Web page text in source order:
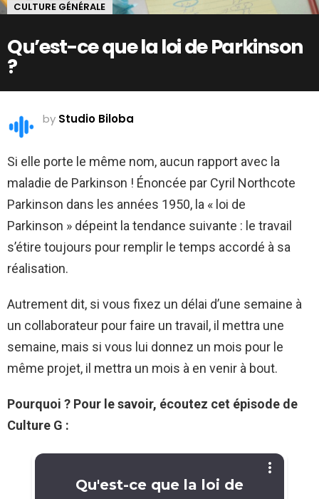
CULTURE GÉNÉRALE
Qu’est-ce que la loi de Parkinson
?
by Studio Biloba
Si elle porte le même nom, aucun rapport avec la
maladie de Parkinson ! Énoncée par Cyril Northcote
Parkinson dans les années 1950, la « loi de
Parkinson » dépeint la tendance suivante : le travail
s’étire toujours pour remplir le temps accordé à sa
réalisation.
Autrement dit, si vous fixez un délai d’une semaine à
un collaborateur pour faire un travail, il mettra une
semaine, mais si vous lui donnez un mois pour le
même projet, il mettra un mois à en venir à bout.
Pourquoi ? Pour le savoir, écoutez cet épisode de
Culture G :